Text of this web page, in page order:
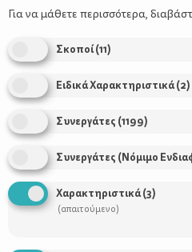
Χρήσιμοι
Για να μάθετε περισσότερα,
Σκοποί(11)
Ειδικά Χαρακτηριστικά(2)
Συνεργάτες (1199)
Συνεργάτες (Νόμιμο
Χαρακτηριστικά(3)
(απαιτούμενο)